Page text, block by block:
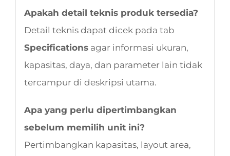
Apakah detail teknis produk tersedia?
Detail teknis dapat dicek pada tab
Specificationsagar informasi ukuran,
kapasitas, daya, dan parameter lain tidak
tercampur di deskripsi utama.
Apa yang perlu dipertimbangkan
sebelum memilih unit ini?
Pertimbangkan kapasitas, layout area,